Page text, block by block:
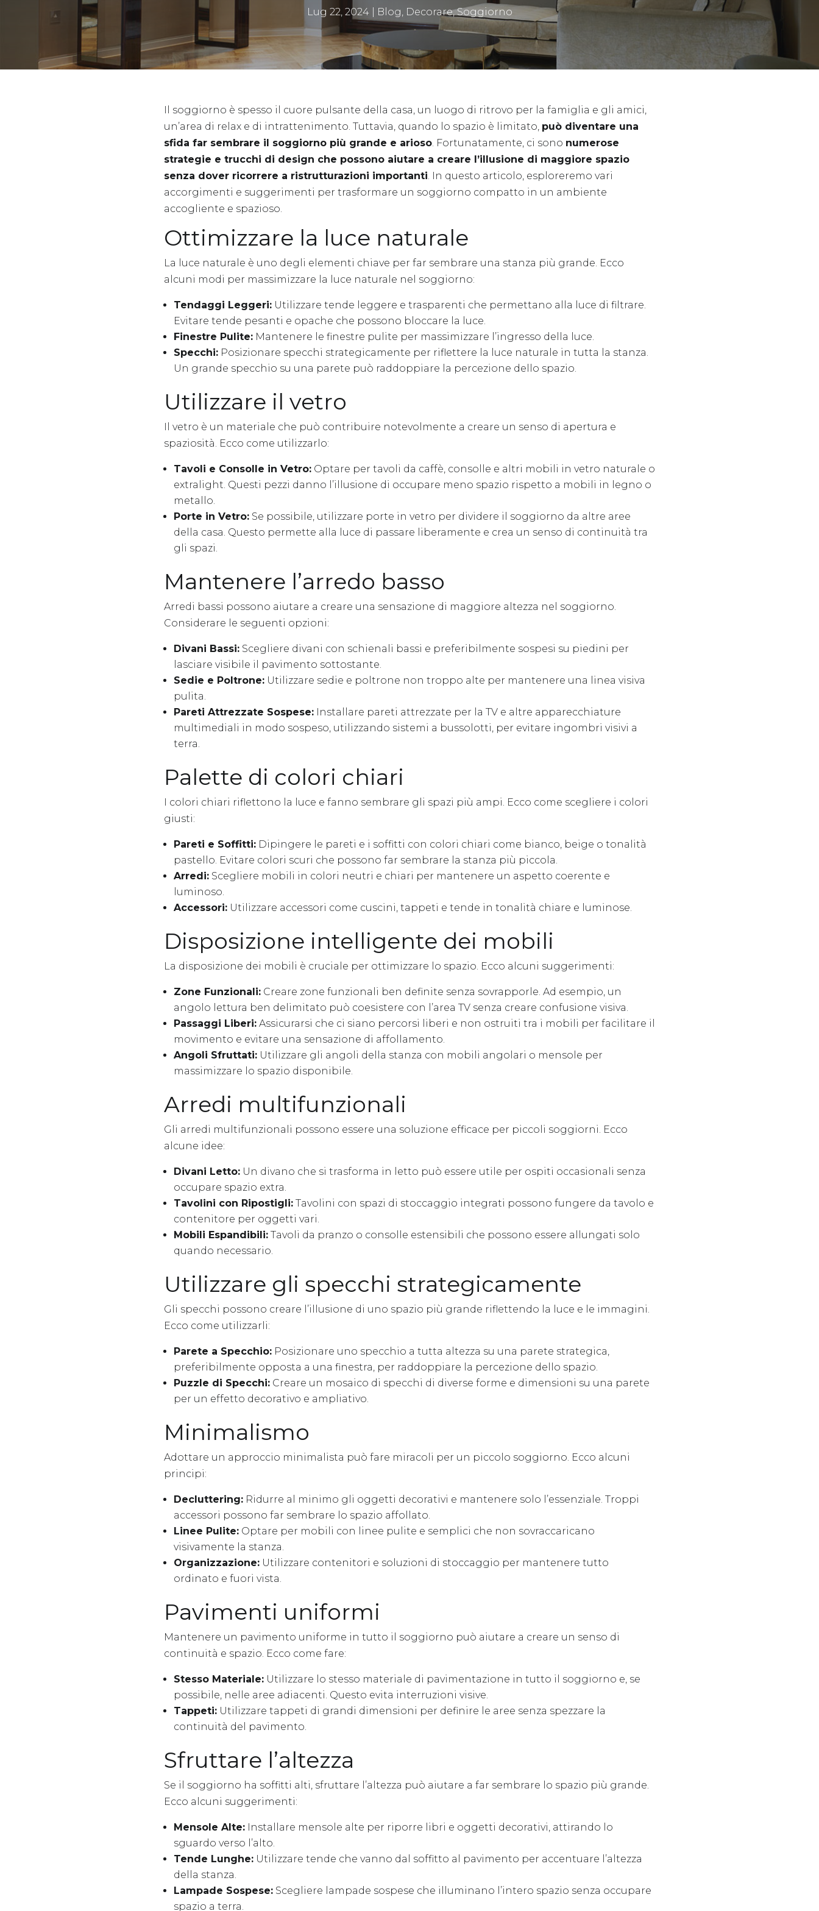
Lug 22, 2024| Blog, Decorare,Soggiorno
Il soggiorno è spesso il cuore pulsante della casa, un luogo di ritrovo per la famiglia e gli amici,
un’area di relax e di intrattenimento. Tuttavia, quando lo spazio è limitato, può diventare una
sfida far sembrare il soggiorno più grande e arioso. Fortunatamente, ci sono numerose
strategie e trucchi di design che possono aiutare a creare l’illusione di maggiore spazio
senza dover ricorrere a ristrutturazioni importanti. In questo articolo, esploreremo vari
accorgimenti e suggerimenti per trasformare un soggiorno compatto in un ambiente
accogliente e spazioso.
Ottimizzare la luce naturale
La luce naturale è uno degli elementi chiave per far sembrare una stanza più grande. Ecco
alcuni modi per massimizzare la luce naturale nel soggiorno:
Tendaggi Leggeri:Utilizzare tende leggere e trasparenti che permettano alla luce di filtrare.
Evitare tende pesanti e opache che possono bloccare la luce.
Finestre Pulite:Mantenere le finestre pulite per massimizzare l’ingresso della luce.
Specchi:Posizionare specchi strategicamente per riflettere la luce naturale in tutta la stanza.
Un grande specchio su una parete può raddoppiare la percezione dello spazio.
Utilizzare il vetro
Il vetro è un materiale che può contribuire notevolmente a creare un senso di apertura e
spaziosità. Ecco come utilizzarlo:
Tavoli e Consolle in Vetro:Optare per tavoli da caffè, consolle e altri mobili in vetro naturale o
extralight. Questi pezzi danno l’illusione di occupare meno spazio rispetto a mobili in legno o
metallo.
Porte in Vetro:Se possibile, utilizzare porte in vetro per dividere il soggiorno da altre aree
della casa. Questo permette alla luce di passare liberamente e crea un senso di continuità tra
gli spazi.
Mantenere l’arredo basso
Arredi bassi possono aiutare a creare una sensazione di maggiore altezza nel soggiorno.
Considerare le seguenti opzioni:
Divani Bassi:Scegliere divani con schienali bassi e preferibilmente sospesi su piedini per
lasciare visibile il pavimento sottostante.
Sedie e Poltrone:Utilizzare sedie e poltrone non troppo alte per mantenere una linea visiva
pulita.
Pareti Attrezzate Sospese:Installare pareti attrezzate per la TV e altre apparecchiature
multimediali in modo sospeso, utilizzando sistemi a bussolotti, per evitare ingombri visivi a
terra.
Palette di colori chiari
I colori chiari riflettono la luce e fanno sembrare gli spazi più ampi. Ecco come scegliere i colori
giusti:
Pareti e Soffitti:Dipingere le pareti e i soffitti con colori chiari come bianco, beige o tonalità
pastello. Evitare colori scuri che possono far sembrare la stanza più piccola.
Arredi:Scegliere mobili in colori neutri e chiari per mantenere un aspetto coerente e
luminoso.
Accessori:Utilizzare accessori come cuscini, tappeti e tende in tonalità chiare e luminose.
Disposizione intelligente dei mobili
La disposizione dei mobili è cruciale per ottimizzare lo spazio. Ecco alcuni suggerimenti:
Zone Funzionali:Creare zone funzionali ben definite senza sovrapporle. Ad esempio, un
angolo lettura ben delimitato può coesistere con l’area TV senza creare confusione visiva.
Passaggi Liberi:Assicurarsi che ci siano percorsi liberi e non ostruiti tra i mobili per facilitare il
movimento e evitare una sensazione di affollamento.
Angoli Sfruttati:Utilizzare gli angoli della stanza con mobili angolari o mensole per
massimizzare lo spazio disponibile.
Arredi multifunzionali
Gli arredi multifunzionali possono essere una soluzione efficace per piccoli soggiorni. Ecco
alcune idee:
Divani Letto:Un divano che si trasforma in letto può essere utile per ospiti occasionali senza
occupare spazio extra.
Tavolini con Ripostigli:Tavolini con spazi di stoccaggio integrati possono fungere da tavolo e
contenitore per oggetti vari.
Mobili Espandibili:Tavoli da pranzo o consolle estensibili che possono essere allungati solo
quando necessario.
Utilizzare gli specchi strategicamente
Gli specchi possono creare l’illusione di uno spazio più grande riflettendo la luce e le immagini.
Ecco come utilizzarli:
Parete a Specchio:Posizionare uno specchio a tutta altezza su una parete strategica,
preferibilmente opposta a una finestra, per raddoppiare la percezione dello spazio.
Puzzle di Specchi:Creare un mosaico di specchi di diverse forme e dimensioni su una parete
per un effetto decorativo e ampliativo.
Minimalismo
Adottare un approccio minimalista può fare miracoli per un piccolo soggiorno. Ecco alcuni
principi:
Decluttering:Ridurre al minimo gli oggetti decorativi e mantenere solo l’essenziale. Troppi
accessori possono far sembrare lo spazio affollato.
Linee Pulite:Optare per mobili con linee pulite e semplici che non sovraccaricano
visivamente la stanza.
Organizzazione:Utilizzare contenitori e soluzioni di stoccaggio per mantenere tutto
ordinato e fuori vista.
Pavimenti uniformi
Mantenere un pavimento uniforme in tutto il soggiorno può aiutare a creare un senso di
continuità e spazio. Ecco come fare:
Stesso Materiale:Utilizzare lo stesso materiale di pavimentazione in tutto il soggiorno e, se
possibile, nelle aree adiacenti. Questo evita interruzioni visive.
Tappeti:Utilizzare tappeti di grandi dimensioni per definire le aree senza spezzare la
continuità del pavimento.
Sfruttare l’altezza
Se il soggiorno ha soffitti alti, sfruttare l’altezza può aiutare a far sembrare lo spazio più grande.
Ecco alcuni suggerimenti:
Mensole Alte:Installare mensole alte per riporre libri e oggetti decorativi, attirando lo
sguardo verso l’alto.
Tende Lunghe:Utilizzare tende che vanno dal soffitto al pavimento per accentuare l’altezza
della stanza.
Lampade Sospese:Scegliere lampade sospese che illuminano l’intero spazio senza occupare
spazio a terra.